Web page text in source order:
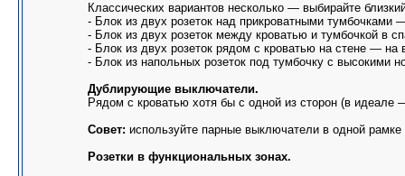
Классических вариантов несколько — выбирайте
- Блок из двух розеток над прикроватными тумбочками
- Блок из двух розеток между кроватью и тумбочкой в
- Блок из двух розеток рядом с кроватью на стене — на
- Блок из напольных розеток под тумбочку с высокими
Дублирующие выключатели.
Рядом с кроватью хотя бы с одной из сторон (в идеале
Совет: используйте парные выключатели в одной
Розетки в функциональных зонах.